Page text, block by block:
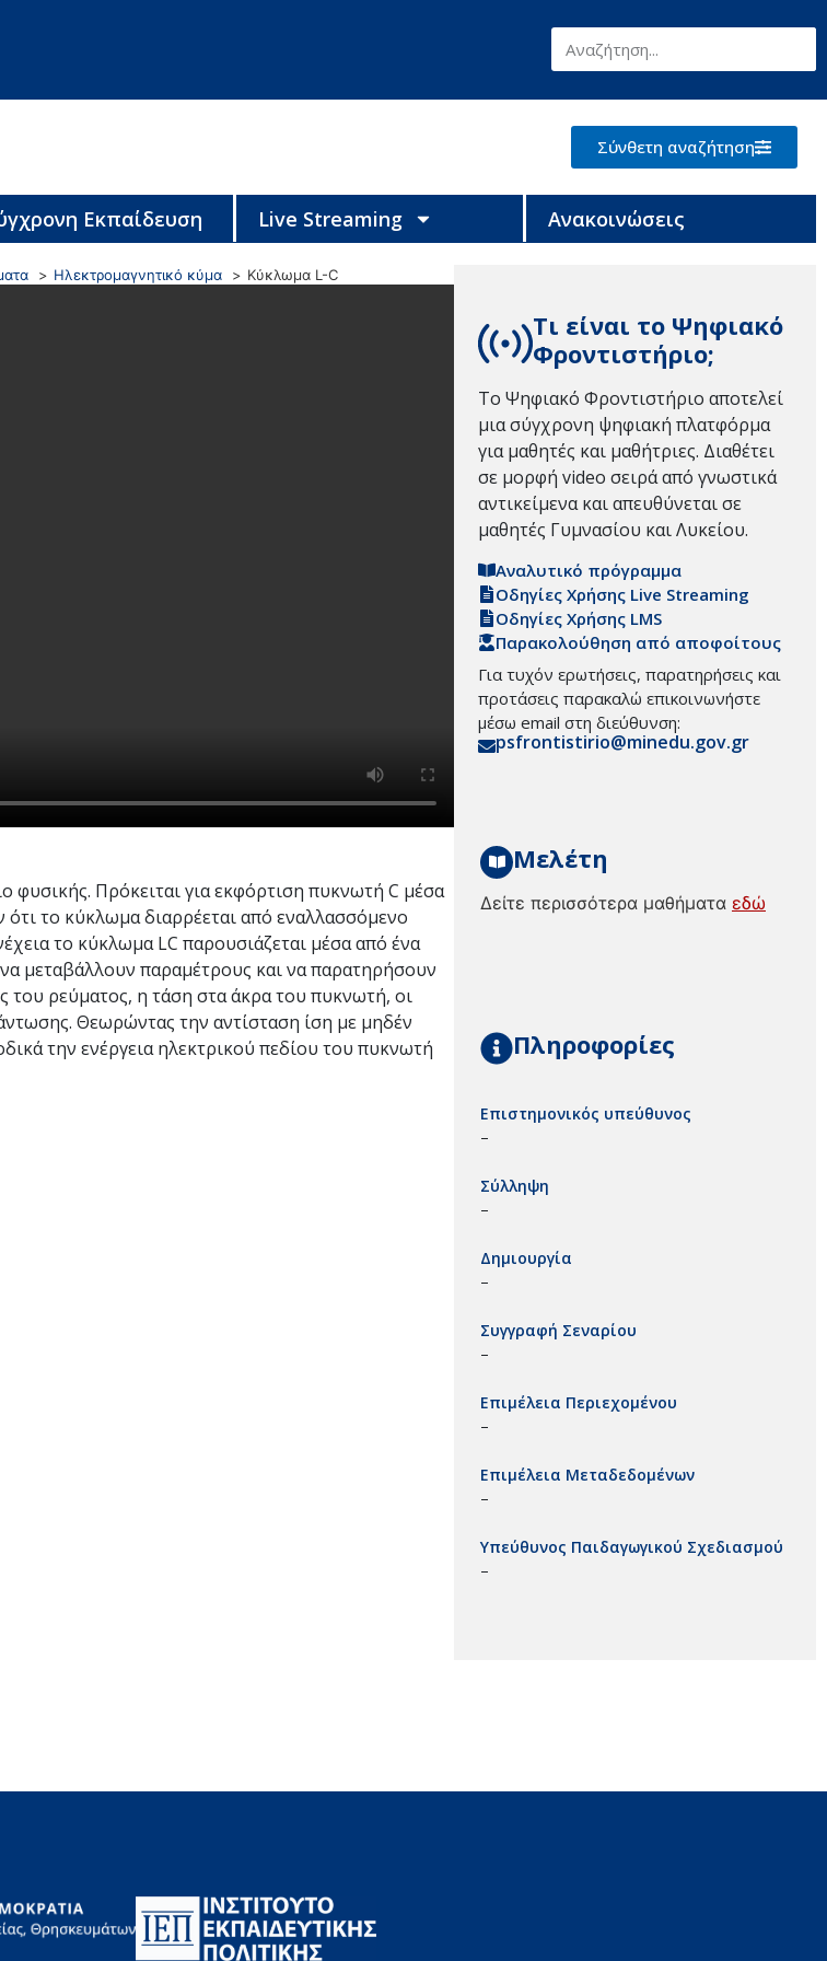
Σύνθετη αναζήτηση
Εκπαίδευση Live Streaming Ανακοινώσεις
Ηλεκτρομαγνητικό κύμα Κύκλωμα L-C
Πρόκειται για εκφόρτιση πυκνωτή C μέσα
το κύκλωμα διαρρέεται από εναλλασσόμενο
το κύκλωμα LC παρουσιάζεται μέσα από ένα
μεταβάλλουν παραμέτρους και να παρατηρήσουν
ρεύματος, η τάση στα άκρα του πυκνωτή, οι
Θεωρώντας την αντίσταση ίση με μηδέν
την ενέργεια ηλεκτρικού πεδίου του πυκνωτή
Τι είναι το Ψηφιακό
Φροντιστήριο;
Το Ψηφιακό Φροντιστήριο αποτελεί
μια σύγχρονη ψηφιακή πλατφόρμα
για μαθητές και μαθήτριες. Διαθέτει
σε μορφή video σειρά από γνωστικά
αντικείμενα και απευθύνεται σε
μαθητές Γυμνασίου και Λυκείου.
Αναλυτικό πρόγραμμα
Οδηγίες Χρήσης Live Streaming
Οδηγίες Χρήσης LMS
Παρακολούθηση από αποφοίτους
Για τυχόν ερωτήσεις, παρατηρήσεις και
προτάσεις παρακαλώ επικοινωνήστε
μέσω email στη διεύθυνση:
psfrontistirio@minedu.gov.gr
Μελέτη
Δείτε περισσότερα μαθήματα εδώ
Πληροφορίες
Επιστημονικός υπεύθυνος
–
Σύλληψη
–
Δημιουργία
–
Συγγραφή Σεναρίου
–
Επιμέλεια Περιεχομένου
–
Επιμέλεια Μεταδεδομένων
–
Υπεύθυνος Παιδαγωγικού Σχεδιασμού
–